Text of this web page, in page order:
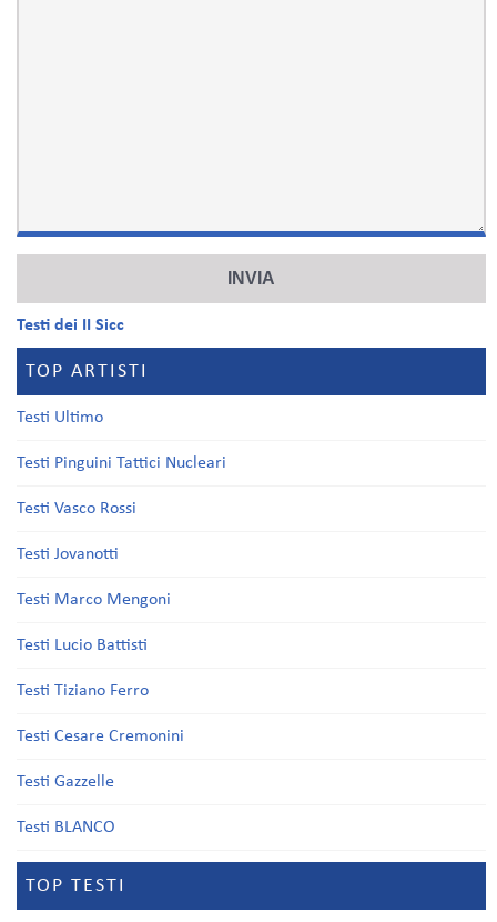
Testi dei II Sicc
TOP ARTISTI
Testi Ultimo
Testi Pinguini Tattici Nucleari
Testi Vasco Rossi
Testi Jovanotti
Testi Marco Mengoni
Testi Lucio Battisti
Testi Tiziano Ferro
Testi Cesare Cremonini
Testi Gazzelle
Testi BLANCO
TOP TESTI